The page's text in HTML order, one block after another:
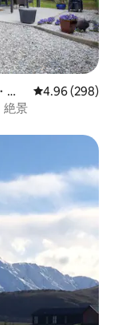
ア
レビュー298
4.96 (298)
絶景